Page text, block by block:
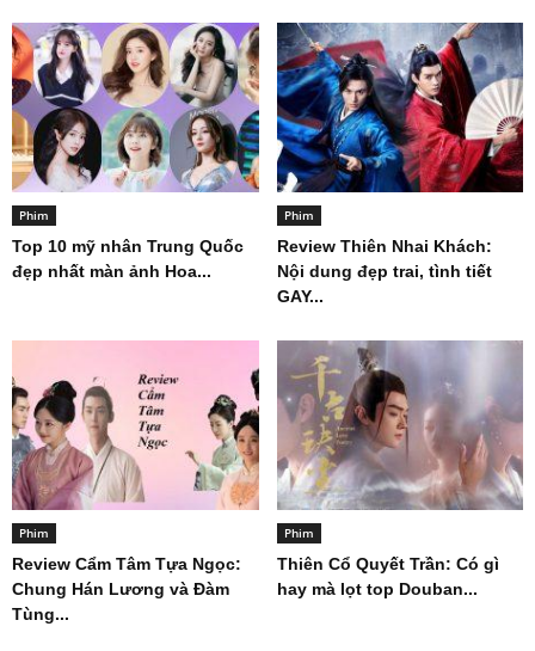
Phim
Top 10 mỹ nhân Trung Quốc
đẹp nhất màn ảnh Hoa...
Phim
Review Thiên Nhai Khách:
Nội dung đẹp trai, tình tiết
GAY...
Phim
Review Cẩm Tâm Tựa Ngọc:
Chung Hán Lương và Đàm
Tùng...
Phim
Thiên Cổ Quyết Trần: Có gì
hay mà lọt top Douban...